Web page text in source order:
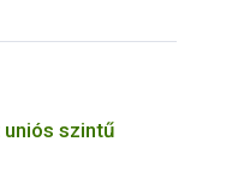
szintű